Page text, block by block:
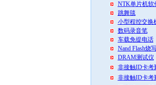
NTK单片机软
跳舞毯
小型程控交换
数码录音笔
车载免提电话
Nand Flash烧
DRAM测试仪
非接触ID卡考
非接触ID卡考